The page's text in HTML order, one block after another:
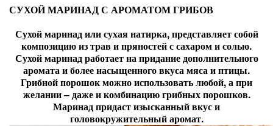
СУХОЙ МАРИНАД С АРОМАТОМ ГРИБОВ
Сухой маринад или сухая натирка, представляет собой
композицию из трав и пряностей с сахаром и солью.
Сухой маринад работает на придание дополнительного
аромата и более насыщенного вкуса мяса и птицы.
Грибной порошок можно использовать любой, а при
желании – даже и комбинацию грибных порошков.
Маринад придаст изысканный вкус и
головокружительный аромат.